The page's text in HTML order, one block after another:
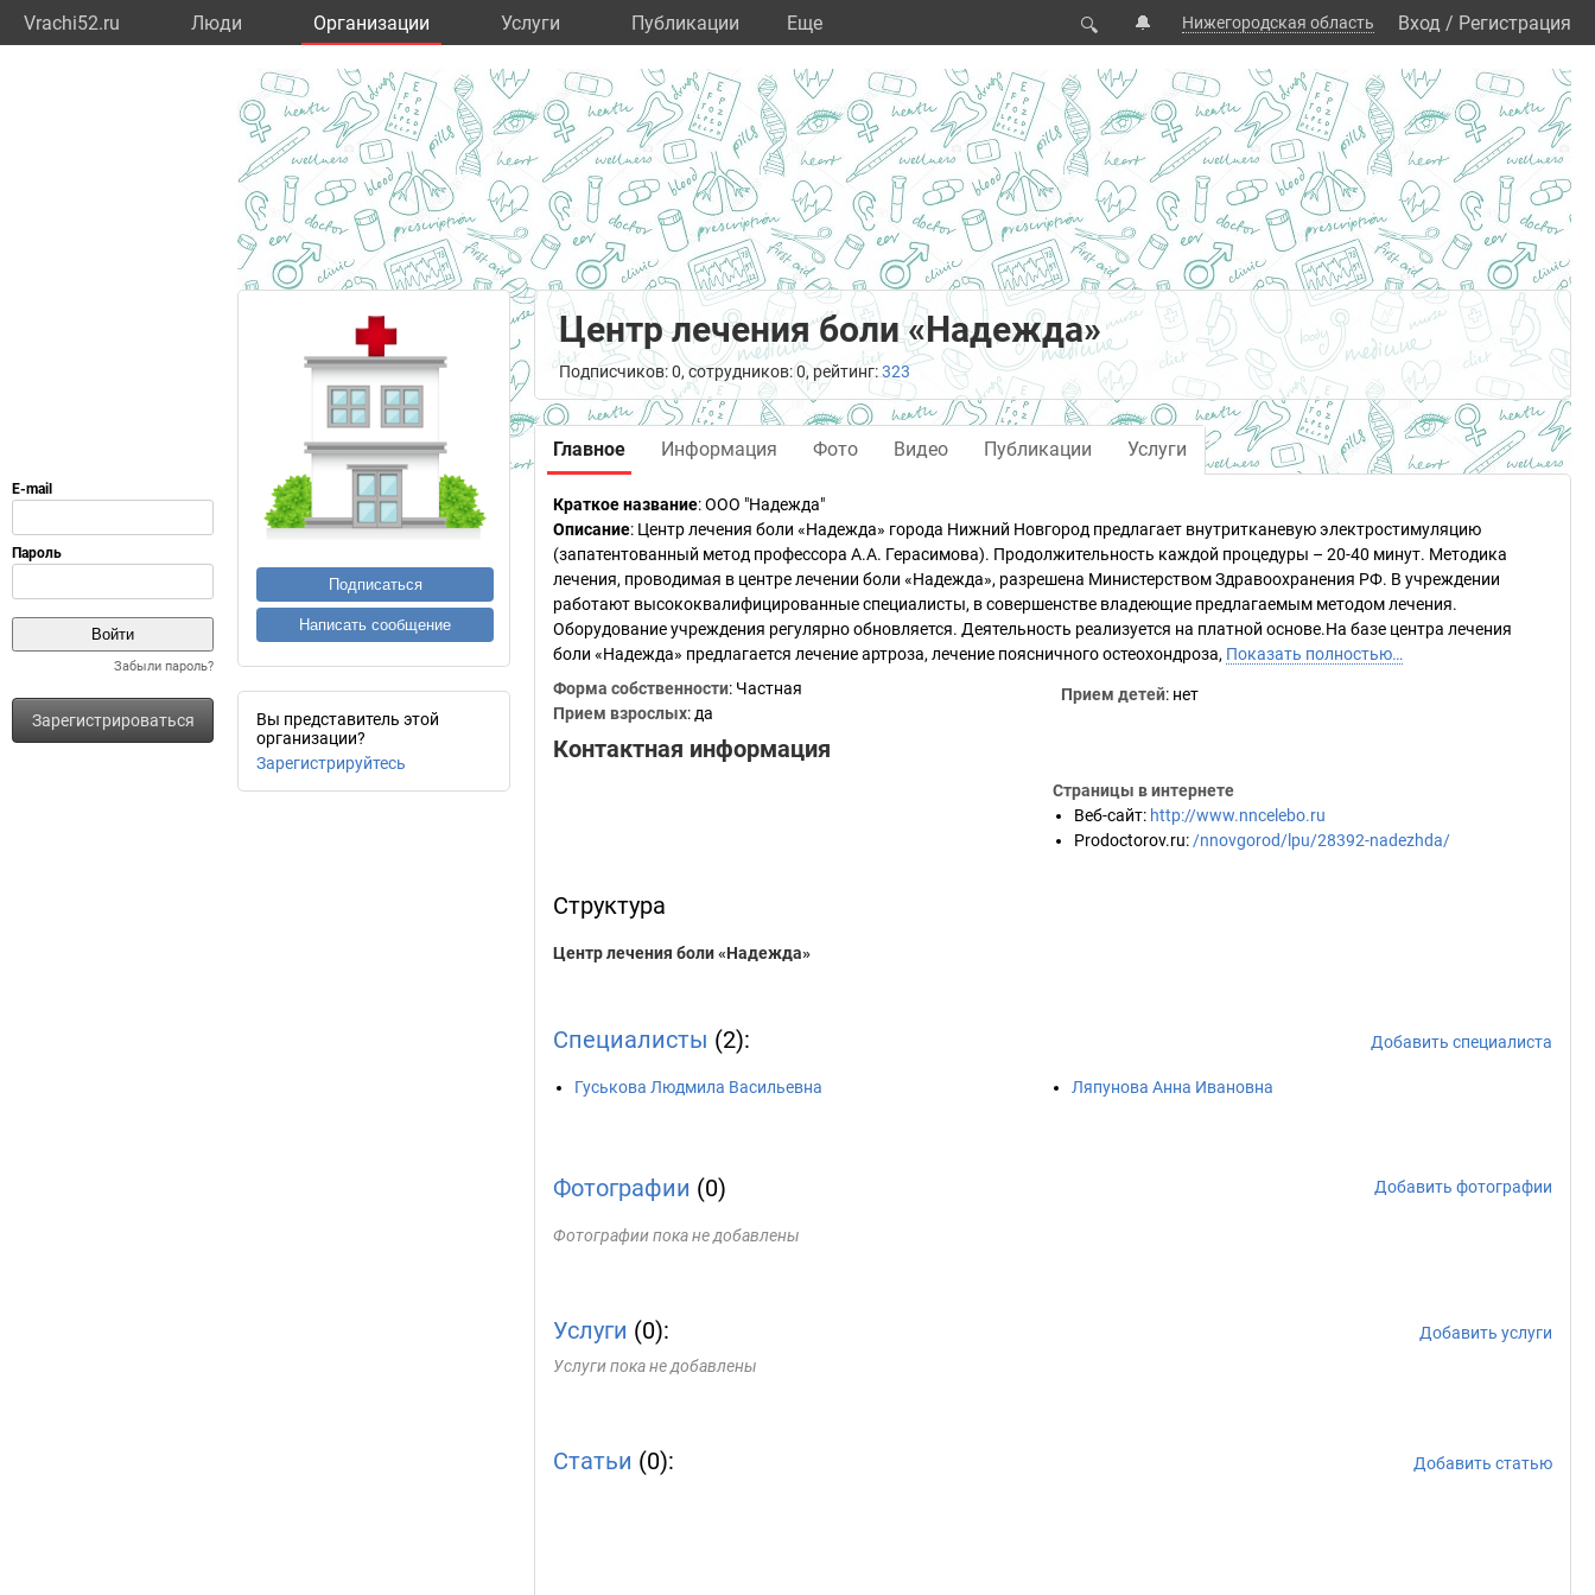
Vrachi52.ru Люди Организации Услуги Публикации Eще 🔍 🔔 Нижегородская область Вход / Регистрация
Забыли пароль?
Зарегистрироваться
Подписаться
Написать сообщение
Вы представитель этой
организации?
Зарегистрируйтесь
Центр лечения боли «Надежда»
Подписчиков: 0, сотрудников: 0, рейтинг:323
Главное Информация Фото Видео Публикации Услуги
Краткое название:ООО "Надежда"
Описание: Центр лечения боли «Надежда» города Нижний Новгород предлагает внутритканевую электростимуляцию
(запатентованный метод профессора А.А. Герасимова). Продолжительность каждой процедуры – 20-40 минут. Методика
лечения, проводимая в центре лечении боли «Надежда», разрешена Министерством Здравоохранения РФ. В учреждении
работают высококвалифицированные специалисты, в совершенстве владеющие предлагаемым методом лечения.
Оборудование учреждения регулярно обновляется. Деятельность реализуется на платной основе.На базе центра лечения
боли «Надежда» предлагается лечение артроза, лечение поясничного остеохондроза, Показать полностью…
Форма собственности: Частная
Прием взрослых: да
Прием детей: нет
Контактная информация
Страницы в интернете
Веб-сайт: http://www.nncelebo.ru
Prodoctorov.ru: /nnovgorod/lpu/28392-nadezhda/
Структура
Центр лечения боли «Надежда»
Специалисты (2): Добавить специалиста
Гуськова Людмила Васильевна Ляпунова Анна Ивановна
Фотографии (0) Добавить фотографии
Фотографии пока не добавлены
Услуги (0):
Добавить услуги
Услуги пока не добавлены
Статьи (0): Добавить статью